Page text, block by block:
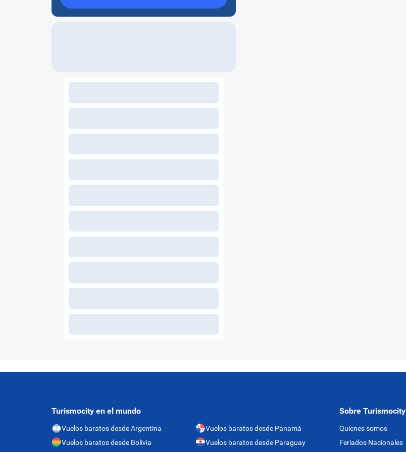
Turismocity en el mundo
Vuelos baratos desde Argentina
Vuelos baratos desde Bolivia
Vuelos baratos desde Panamá
Vuelos baratos desde Paraguay
Sobre Turismocity
Quienes somos
Feriados Nacionales